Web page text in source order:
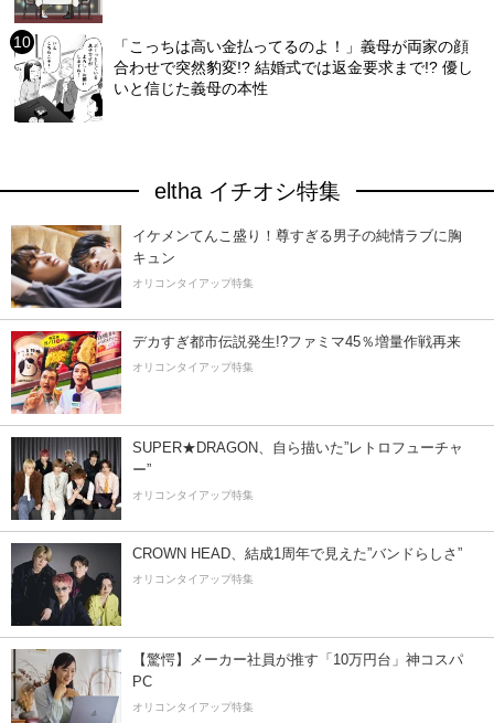
「こっちは高い金払ってるのよ！」義母が両家の顔
合わせで突然豹変!? 結婚式では返金要求まで!? 優し
いと信じた義母の本性
eltha イチオシ特集
イケメンてんこ盛り！尊すぎる男子の純情ラブに胸
キュン
オリコンタイアップ特集
デカすぎ都市伝説発生!?ファミマ45％増量作戦再来
オリコンタイアップ特集
SUPER★DRAGON、自ら描いた”レトロフューチャ
ー”
オリコンタイアップ特集
CROWN HEAD、結成1周年で見えた”バンドらしさ”
オリコンタイアップ特集
【驚愕】メーカー社員が推す「10万円台」神コスパ
PC
オリコンタイアップ特集